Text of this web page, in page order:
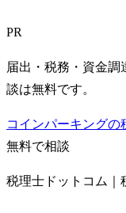
PR
届出・税務・資金調
談は無料です。
コインパーキング
無料で相談
税理士ドットコム｜